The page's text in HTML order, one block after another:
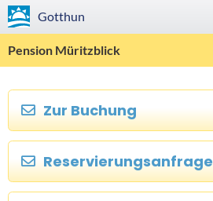
Gotthun
Pension Müritzblick
Zur Buchung
Reservierungsanfrage